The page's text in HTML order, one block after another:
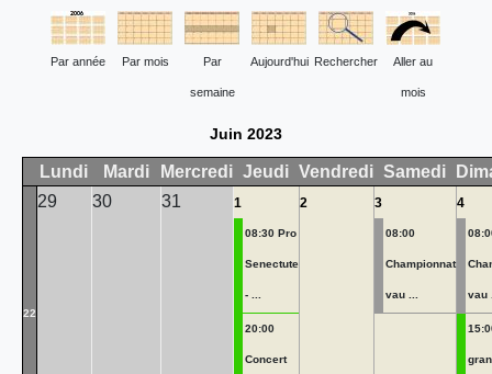
Par année Par mois Par
semaine
Aujourd'hui Rechercher Aller au
mois
Juin 2023
Lundi Mardi Mercredi Jeudi Vendredi Samedi
22
29 30 31 1
08:30 Pro
Senectute
- ...
20:00
Concert
2 3
08:00
Championnat
vau ...
4
vau